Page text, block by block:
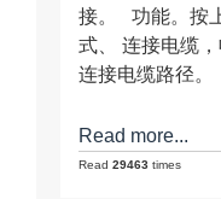
接。 功能。按
式、 连接电缆
连接电缆路径。
Read more...
Read 29463 times